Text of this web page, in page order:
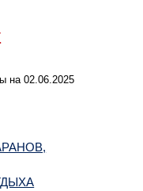
на 02.06.2025